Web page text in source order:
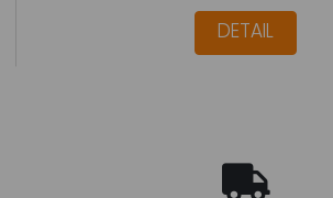
DETAIL